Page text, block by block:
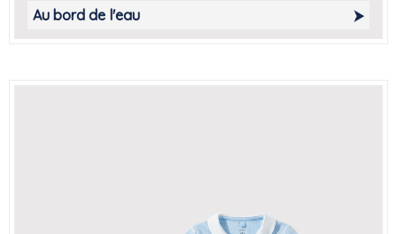
Au bord de l'eau